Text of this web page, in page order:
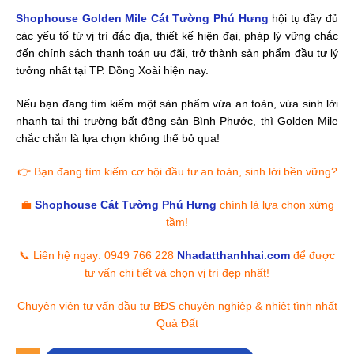
💼Shophouse Cát Tường Phú Hưngchính là lựa chọn xứng
tầm!
📞 Liên hệ ngay: 0949 766 228
Chuyên viên tư vấn đầu tư BĐS chuyên nghiệp & nhiệt tình nhất
Quả Đất
Giá bán Shophouse Cát Tường Phú Hưng
Ngân hàng cho vay Shophouse Cát Tường Phú Hưng
Dự Án Cát Tường Phú Hưng – Đô Thị Thương Mại Giải Trí Đẳng Cấp
Dự Án Cát Tường Phú Hưng – Khu Đô Thị Nghỉ Dưỡng Đáng Sống